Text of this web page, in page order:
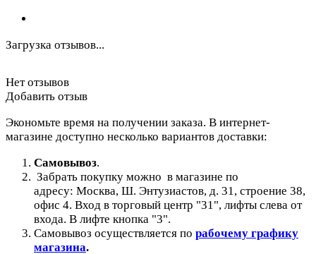
Загрузка отзывов...
Нет отзывов
Добавить отзыв
Экономьте время на получении заказа. В интернет-
магазине доступно несколько вариантов доставки:
Самовывоз.
Забрать покупку можно в магазине по
адресу: Москва, Ш. Энтузиастов, д. 31, строение 38,
офис 4. Вход в торговый центр "31", лифты слева от
входа. В лифте кнопка "3".
Самовывоз осуществляется по рабочему графику
магазина.